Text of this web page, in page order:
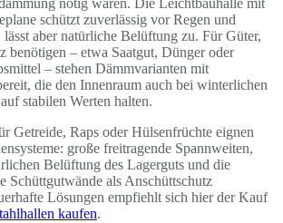
nötig wären. Die Leichtbauhalle mit
schützt zuverlässig vor Regen und
lässt aber natürliche Belüftung zu. Für Güter,
benötigen – etwa Saatgut, Dünger oder
– stehen Dämmvarianten mit
die den Innenraum auch bei winterlichen
stabilen Werten halten.
Getreide, Raps oder Hülsenfrüchte eignen
große freitragende Spannweiten,
Belüftung des Lagerguts und die
Schüttgutwände als Anschüttschutz
Lösungen empfiehlt sich hier der Kauf
kaufen.